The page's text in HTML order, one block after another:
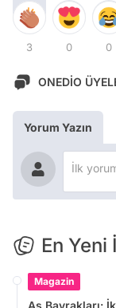
3 0 0
ONEDİO
Yorum Yazın
En
Magazin
As Bayrakları: